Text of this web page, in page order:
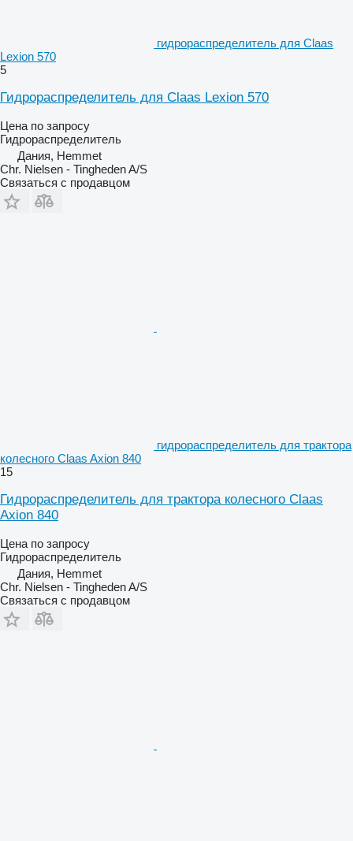
гидрораспределитель для Claas
Lexion 570
5
Гидрораспределитель для Claas Lexion 570
Цена по запросу
Гидрораспределитель
Дания, Hemmet
Chr. Nielsen - Tingheden A/S
Связаться с продавцом
гидрораспределитель для трактора
колесного Claas Axion 840
15
Гидрораспределитель для трактора колесного Claas
Axion 840
Цена по запросу
Гидрораспределитель
Дания, Hemmet
Chr. Nielsen - Tingheden A/S
Связаться с продавцом